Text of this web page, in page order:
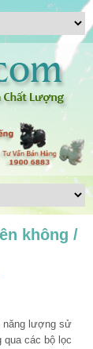
không /
năng lượng sử
các bộ lọc